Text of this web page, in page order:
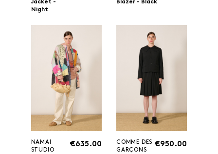
Jacket -
Night
Blazer - Black
NAMAI
STUDIO
€635.00
COMME DES
GARÇONS
€950.00